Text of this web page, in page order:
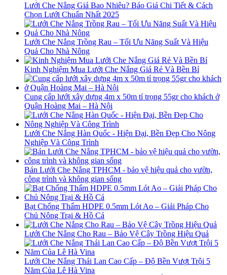
Lưới Che Nắng Giá Bao Nhiêu? Báo Giá Chi Tiết & Cách
Chọn Lưới Chuẩn Nhất 2025
Lưới Che Nắng Trồng Rau – Tối Ưu Năng Suất Và Hiệu
Quả Cho Nhà Nông
Kinh Nghiệm Mua Lưới Che Nắng Giá Rẻ Và Bền Bỉ
Cung cấp lưới xây dựng 4m x 50m tỉ trọng 55gr cho khách ở
Quận Hoàng Mai – Hà Nội
Lưới Che Nắng Hàn Quốc - Hiện Đại, Bền Đẹp Cho Nông
Nghiệp Và Công Trình
Bán Lưới Che Nắng TPHCM - bảo vệ hiệu quả cho vườn,
công trình và không gian sống
Bạt Chống Thấm HDPE 0.5mm Lót Ao – Giải Pháp Cho
Chủ Nông Trại & Hồ Cá
Lưới Che Nắng Cho Rau – Bảo Vệ Cây Trồng Hiệu Quả
Lưới Che Nắng Thái Lan Cao Cấp – Độ Bền Vượt Trội 5
Năm Của Lê Hà Vina